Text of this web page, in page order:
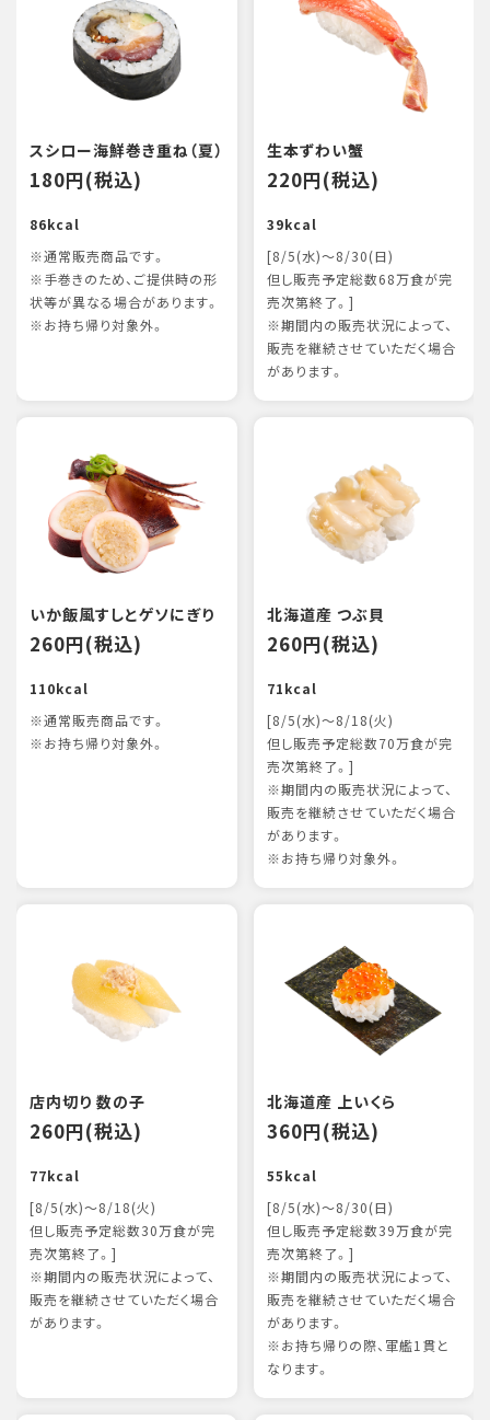
スシロー海鮮巻き重ね（夏）
180円(税込)
86kcal
※通常販売商品です。
※手巻きのため、ご提供時の形
状等が異なる場合があります。
※お持ち帰り対象外。
生本ずわい蟹
220円(税込)
39kcal
[8/5(水)～8/30(日)
但し販売予定総数68万食が完
売次第終了。]
※期間内の販売状況によって、
販売を継続させていただく場合
があります。
いか飯風すしとゲソにぎり
260円(税込)
110kcal
※通常販売商品です。
※お持ち帰り対象外。
北海道産 つぶ貝
260円(税込)
71kcal
[8/5(水)～8/18(火)
但し販売予定総数70万食が完
売次第終了。]
※期間内の販売状況によって、
販売を継続させていただく場合
があります。
※お持ち帰り対象外。
店内切り 数の子
260円(税込)
77kcal
[8/5(水)～8/18(火)
但し販売予定総数30万食が完
売次第終了。]
※期間内の販売状況によって、
販売を継続させていただく場合
があります。
北海道産 上いくら
360円(税込)
55kcal
[8/5(水)～8/30(日)
但し販売予定総数39万食が完
売次第終了。]
※期間内の販売状況によって、
販売を継続させていただく場合
があります。
※お持ち帰りの際、軍艦1貫と
なります。